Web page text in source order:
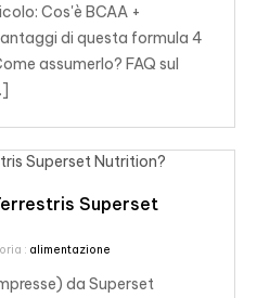
Cos'è BCAA +
di questa formula 4
assumerlo? FAQ sul
Superset
: alimentazione
da Superset